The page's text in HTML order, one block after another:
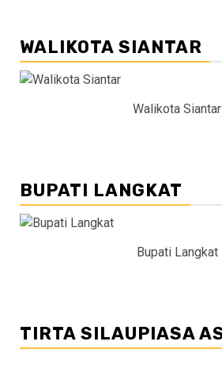
WALIKOTA SIANTAR
Walikota Siantar
BUPATI LANGKAT
Bupati Langkat
TIRTA SILAUPIASA